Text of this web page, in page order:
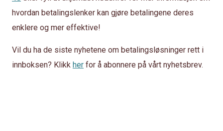
hvordan betalingslenker kan gjøre betalingene deres
enklere og mer effektive!
Vil du ha de siste nyhetene om betalingsløsninger rett i
innboksen? Klikk her for å abonnere på vårt nyhetsbrev.